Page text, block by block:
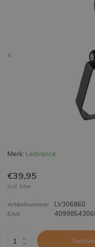
Merk: Ledvance
€39,95
Incl. btw
Artikelnummer LV306860
EAN